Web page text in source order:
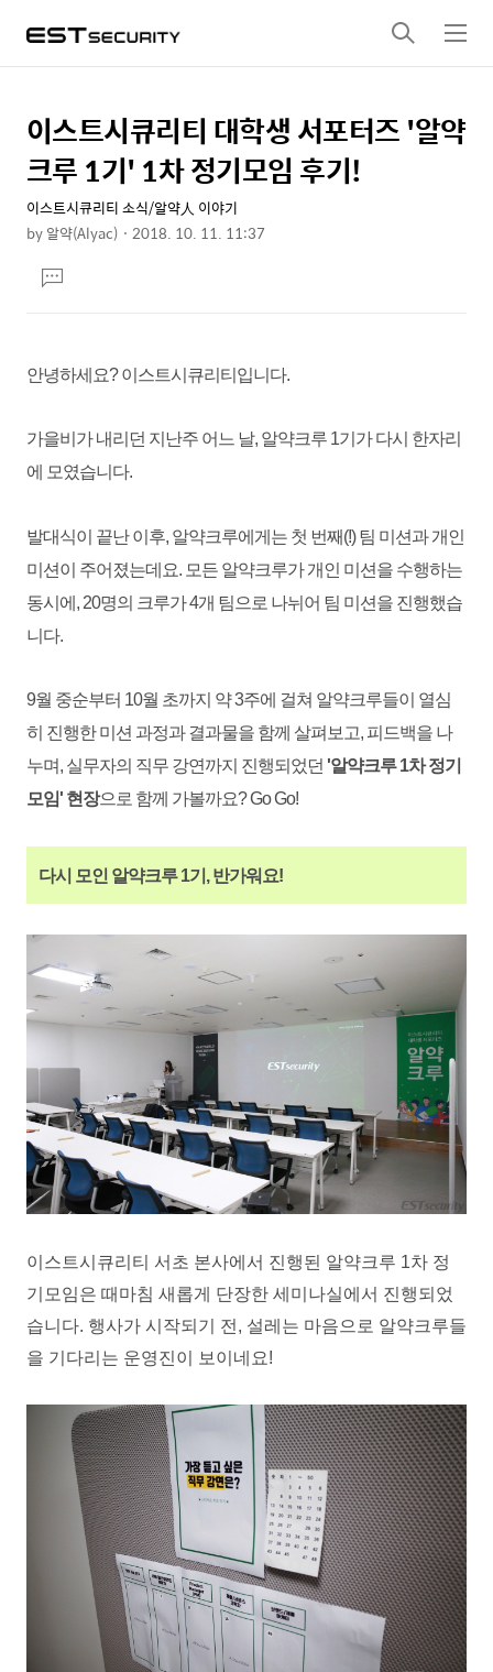
검
색
메
뉴
상
세
컨
텐
본
제
목
이스트시큐리티 대학생 서포터즈 '알약
크루 1기' 1차 정기모임 후기!
이스트시큐리티 소식/알약人 이야기
by알약(Alyac) 2018. 10. 11. 11:37
문댓
글
안녕하세요? 이스트시큐리티입니다.
가을비가 내리던 지난주 어느 날, 알약크루 1기가 다시 한자리
에 모였습니다.
발대식이 끝난 이후, 알약크루에게는 첫 번째(!) 팀 미션과 개인
미션이 주어졌는데요. 모든 알약크루가 개인 미션을 수행하는
동시에, 20명의 크루가 4개 팀으로 나뉘어 팀 미션을 진행했습
니다.
9월 중순부터 10월 초까지 약 3주에 걸쳐 알약크루들이 열심
히 진행한 미션 과정과 결과물을 함께 살펴보고, 피드백을 나
누며, 실무자의 직무 강연까지 진행되었던 '알약크루 1차 정기
모임' 현장으로 함께 가볼까요? Go Go!
다시 모인 알약크루 1기, 반가워요!
이스트시큐리티 서초 본사에서 진행된 알약크루 1차 정
기모임은 때마침 새롭게 단장한 세미나실에서 진행되었
습니다. 행사가 시작되기 전, 설레는 마음으로 알약크루들
을 기다리는 운영진이 보이네요!